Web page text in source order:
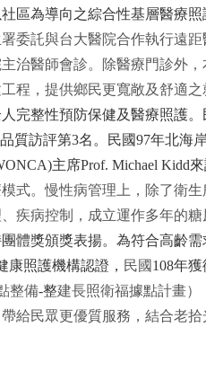
區為導向之綜合性基層醫療
委託與台大醫院合作執行遠距
治醫師會診。除醫療門診外，
程， 提供鄉民更寬敞及舒適之
完整性預防保健及醫療照護。
質訪評第3名。民國97年北海
主席Prof. Michael Kidd
式。慢性病管理上，除了衛
疾病控制，成立運作多年的
體獎頒獎表揚。為符合高齡
照護機構認證， 民國 108年獲
整備-整建長照衛福據點計畫）
帶給民眾更優質服務 ， 結合老拾